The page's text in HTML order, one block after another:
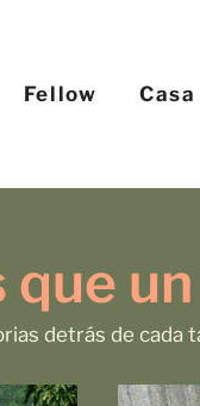
Fellow Casa
que
detrás de cada